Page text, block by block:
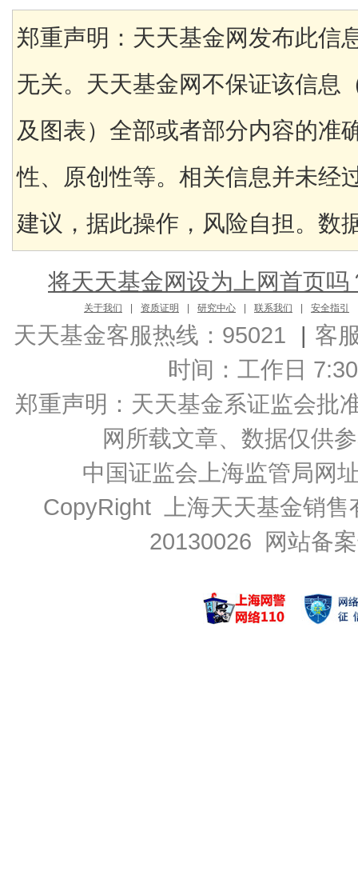
郑重声明：天天基金网发布此信
无关。天天基金网不保证该信息
及图表）全部或者部分内容的准
性、原创性等。相关信息并未经
建议，据此操作，风险自担。数
将天天基金网设为上网首页吗
关于我们 资质证明 研究中心 联系我们 安全指引
天天基金客服热线：95021 | 客
时间：工作日
郑重声明： 天天基金系证监会批
网所载文章、数据仅供
中国证监会上海监管局网
CopyRight 上海天天基金销
20130026 网站备